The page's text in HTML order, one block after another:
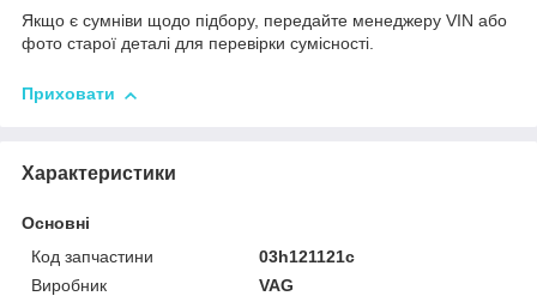
Якщо є сумніви щодо підбору, передайте менеджеру VIN або
фото старої деталі для перевірки сумісності.
Приховати
Характеристики
Основні
Код запчастини
03h121121c
Виробник
VAG